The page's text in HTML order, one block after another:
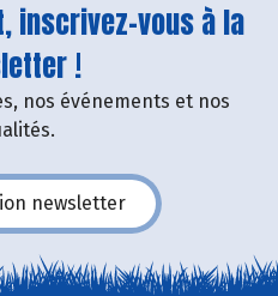
inscrivez-vous à la
!
nos événements et nos
newsletter